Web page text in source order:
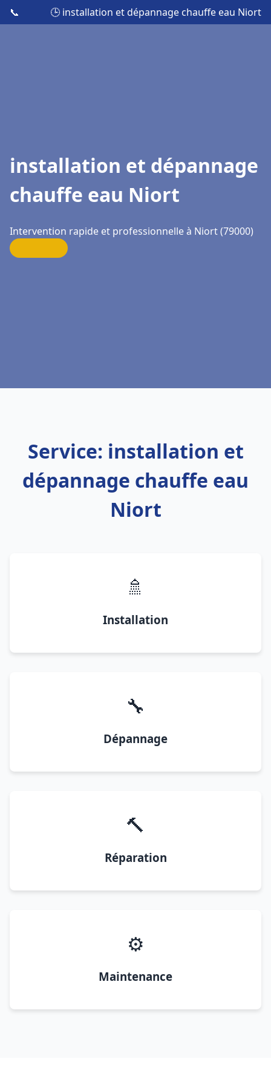
📞 🕒 installation et dépannage chauffe eau Niort
installation et dépannage
chauffe eau Niort
Intervention rapide et professionnelle à Niort (79000)
Service: installation et
dépannage chauffe eau
Niort
🚿
Installation
🔧
Dépannage
🔨
Réparation
⚙️
Maintenance